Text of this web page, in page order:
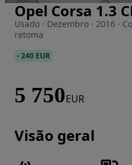
Imagem 1 de 29
Opel Corsa 1.3
Usado · Dezembro · 2016 ·
retoma
-240 EUR
5 750EUR
Visão geral